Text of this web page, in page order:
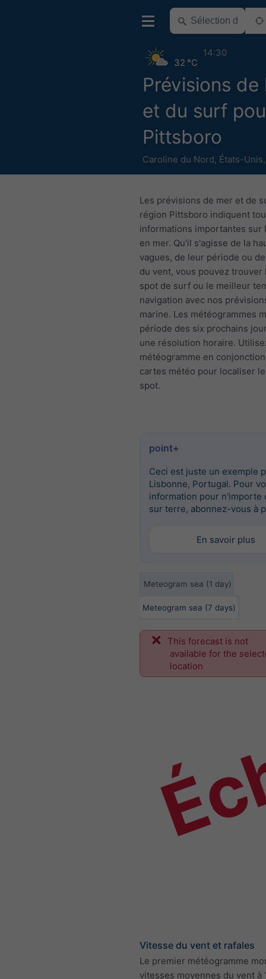
Prévisions de
et du surf
Pittsboro
Caroline du Nord, États-Unis
32 °C
14:30
Les prévisions de mer et de
région Pittsboro indiquent
informations importantes sur
en mer. Qu'il s'agisse de la
vagues, de leur période ou
du vent, vous pouvez trouver
spot de surf ou le meilleur
navigation avec nos
marine. Les météogrammes
période des six prochains
une résolution horaire.
météogramme en
cartes météo pour localiser
spot.
point+
Ceci est juste un exemple
Lisbonne, Portugal. Pour
information pour n'importe
sur terre, abonnez-vous à
En savoir plus
Meteogram sea (1 day)
Meteogram sea (7 days)
This forecast is not
available for the
location
Vitesse du vent et rafales
Le premier météogramme
vitesses moyennes du vent à